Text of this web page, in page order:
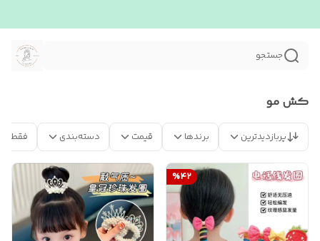
جستجو
کش مو
پربازدیدترین برندها قیمت دسته‌بندی فقط
%42